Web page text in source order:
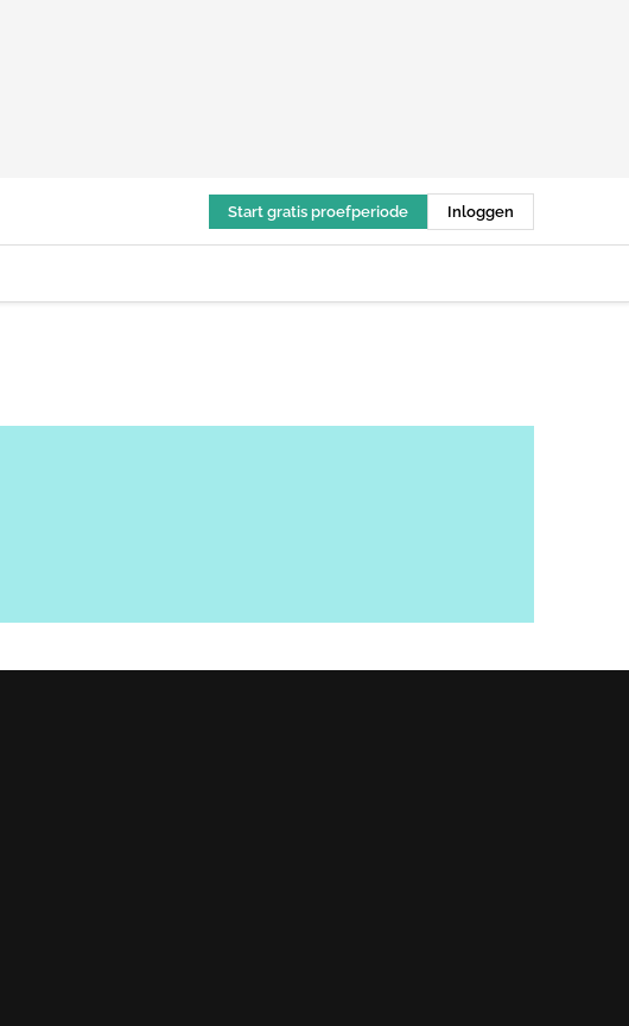
Start gratis proefperiode Inloggen